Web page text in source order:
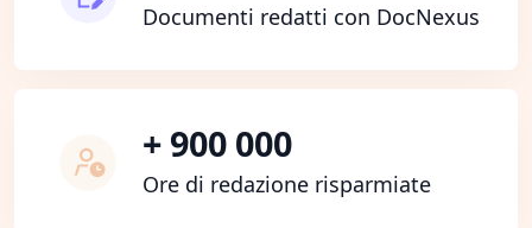
Documenti redatti con DocNexus
+ 900 000
Ore di redazione risparmiate